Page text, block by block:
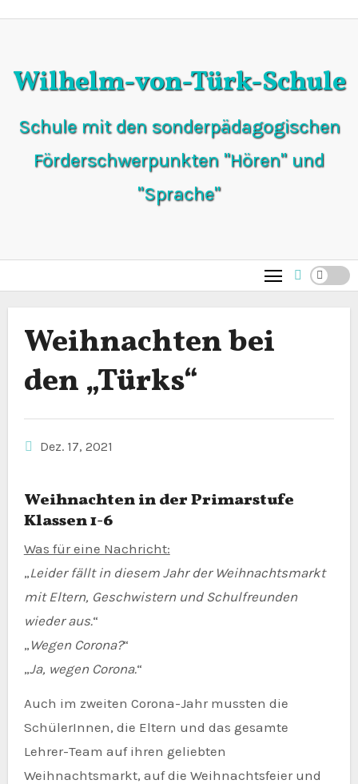
Wilhelm-von-Türk-Schule
Schule mit den sonderpädagogischen
Förderschwerpunkten "Hören" und
"Sprache"
Weihnachten bei
den „Türks“
Dez. 17, 2021
Weihnachten in der Primarstufe
Klassen 1-6
Was für eine Nachricht:
„Leider fällt in diesem Jahr der Weihnachtsmarkt
mit Eltern, Geschwistern und Schulfreunden
wieder aus.“
„ Wegen Corona?“
„Ja, wegen Corona.“
Auch im zweiten Corona-Jahr mussten die
SchülerInnen, die Eltern und das gesamte
Lehrer-Team auf ihren geliebten
Weihnachtsmarkt, auf die Weihnachtsfeier und